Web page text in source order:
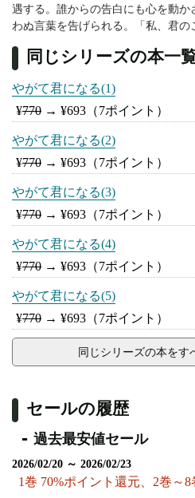
遇する。誰からの告白にも心を動
わぬ言葉を告げられる。「私、君の
同じシリーズの本一
やがて君になる(1)
¥770 → ¥693 （7ポイント）
やがて君になる(2)
¥770 → ¥693 （7ポイント）
やがて君になる(3)
¥770 → ¥693 （7ポイント）
やがて君になる(4)
¥770 → ¥693 （7ポイント）
やがて君になる(5)
¥770 → ¥693 （7ポイント）
同じシリーズの本をす
セールの履歴
過去最安値セール
2026/02/20 ～ 2026/02/23
1巻 70%ポイント還元、2巻～